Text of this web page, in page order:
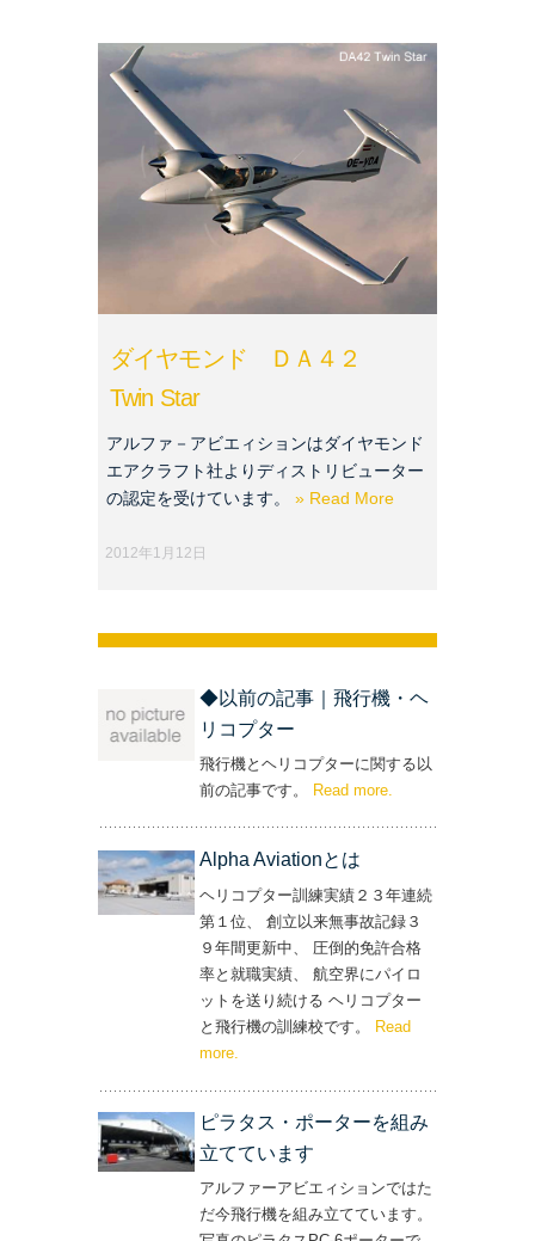
ダイヤモンド ＤＡ４２
Twin Star
アルファ－アビエィションはダイヤモンド
エアクラフト社よりディストリビューター
の認定を受けています。 » Read More
2012年1月12日
◆以前の記事｜飛行機・ヘ
リコプター
飛行機とヘリコプターに関する以
前の記事です。
Read more– ‘◆以前の記事｜飛
.
Alpha Aviationとは
ヘリコプター訓練実績２３年連続
第１位、 創立以来無事故記録３
９年間更新中、 圧倒的免許合格
率と就職実績、 航空界にパイロ
ットを送り続ける ヘリコプター
と飛行機の訓練校です。
Read
more
ピラタス・ポーターを組み
立てています
アルファーアビエィションではた
だ今飛行機を組み立てています。